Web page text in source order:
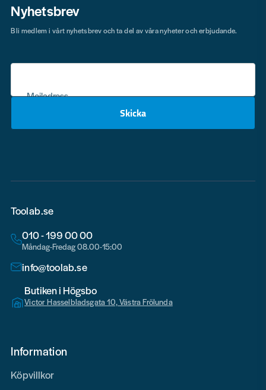
Nyhetsbrev
Mejladress
Skicka
Bli medlem i vårt nyhetsbrev och ta del av våra nyheter och erbjudande.
Toolab.se
010 - 199 00 00
Måndag-Fredag 08.00-15:00
info@toolab.se
Butiken i Högsbo
Victor Hasselbladsgata 10, Västra Frölunda
Information
Köpvillkor